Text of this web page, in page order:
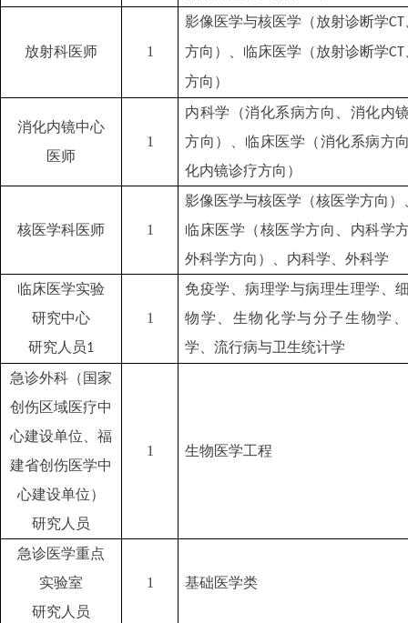
放射科医师 1
影像医学与核医学（放射诊断学CT
方向）、临床医学（放射诊断学CT
方向）
消化内镜中心
医师
1
内科学（消化系病方向、消化内
方向）、临床医学（消化系病方
化内镜诊疗方向）
核医学科医师 1
影像医学与核医学（核医学方向）
临床医学（核医学方向、内科学
外科学方向）、内科学、外科学
临床医学实验
研究中心
研究人员1
1
免疫学、病理学与病理生理学、
物学、生物化学与分子生物学
学、流行病与卫生统计学
急诊外科（国家
创伤区域医疗中
心建设单位、福
建省创伤医学中
心建设单位）
研究人员
1 生物医学工程
急诊医学重点
实验室
研究人员
1 基础医学类